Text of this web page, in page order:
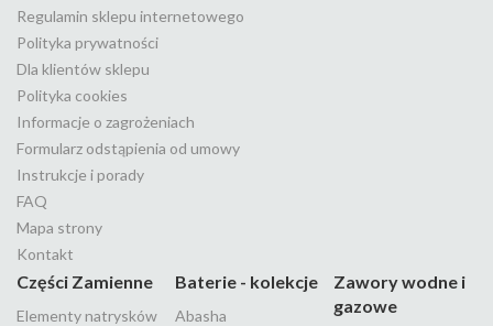
Regulamin sklepu internetowego
Polityka prywatności
Dla klientów sklepu
Polityka cookies
Informacje o zagrożeniach
Formularz odstąpienia od umowy
Instrukcje i porady
FAQ
Mapa strony
Kontakt
Części Zamienne
Elementy natrysków
Baterie - kolekcje
Abasha
Zawory wodne i
gazowe